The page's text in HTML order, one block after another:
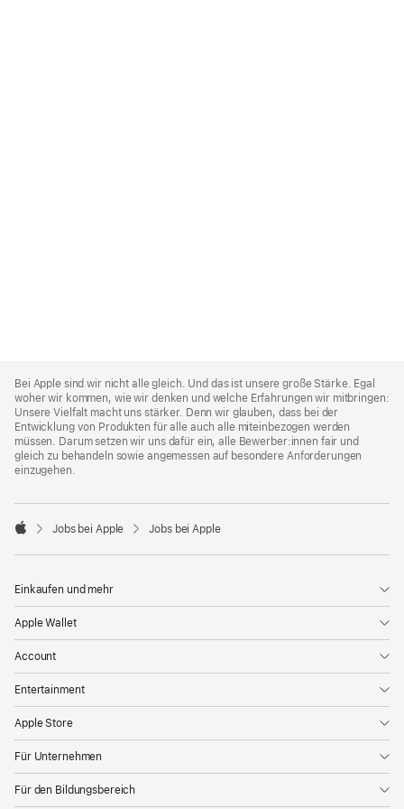
Footer
Bei Apple sind wir nicht alle gleich. Und das ist unsere große Stärke. Egal
woher wir kommen, wie wir denken und welche Erfahrungen wir mitbringen:
Unsere Vielfalt macht uns stärker. Denn wir glauben, dass bei der
Entwicklung von Produkten für alle auch alle miteinbezogen werden
müssen. Darum setzen wir uns dafür ein, alle Bewerber:innen fair und
gleich zu behandeln sowie angemessen auf besondere Anforderungen
einzugehen.

Jobs bei Apple Jobs bei Apple
Einkaufen und mehr
Apple Wallet
Account
Entertainment
Apple Store
Für Unternehmen
Für den Bildungsbereich